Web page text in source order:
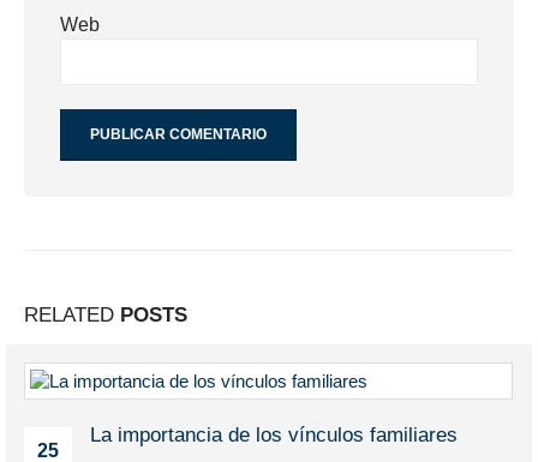
Web
RELATED POSTS
25
La importancia de los vínculos familiares